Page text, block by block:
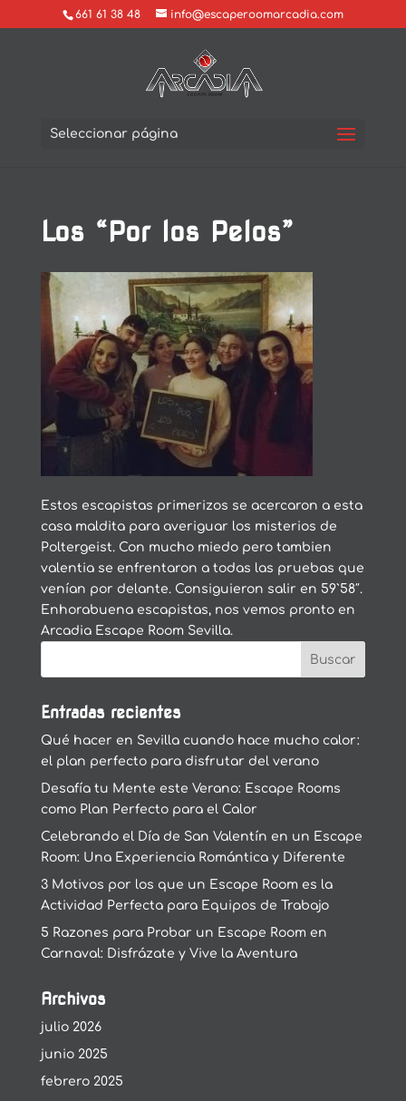
661 61 38 48 info@escaperoomarcadia.com
Seleccionar página
Los “Por los Pelos”
Estos escapistas primerizos se acercaron a esta
casa maldita para averiguar los misterios de
Poltergeist. Con mucho miedo pero tambien
valentia se enfrentaron a todas las pruebas que
venían por delante. Consiguieron salir en 59`58″.
Enhorabuena escapistas, nos vemos pronto en
Arcadia Escape Room Sevilla.
Entradas recientes
Qué hacer en Sevilla cuando hace mucho calor:
el plan perfecto para disfrutar del verano
Desafía tu Mente este Verano: Escape Rooms
como Plan Perfecto para el Calor
Celebrando el Día de San Valentín en un Escape
Room: Una Experiencia Romántica y Diferente
3 Motivos por los que un Escape Room es la
Actividad Perfecta para Equipos de Trabajo
5 Razones para Probar un Escape Room en
Carnaval: Disfrázate y Vive la Aventura
Archivos
julio 2026
junio 2025
febrero 2025